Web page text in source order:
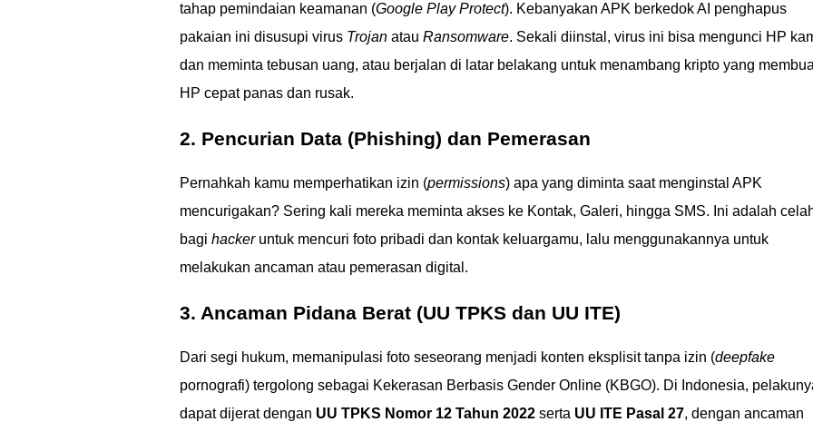
tahap pemindaian keamanan (Google Play Protect). Kebanyakan APK berkedok AI penghapus
pakaian ini disusupi virus Trojan atau Ransomware. Sekali diinstal, virus ini bisa mengunci HP
dan meminta tebusan uang, atau berjalan di latar belakang untuk menambang kripto yang
HP cepat panas dan rusak.
2. Pencurian Data (Phishing) dan Pemerasan
Pernahkah kamu memperhatikan izin (permissions) apa yang diminta saat menginstal APK
mencurigakan? Sering kali mereka meminta akses ke Kontak, Galeri, hingga SMS. Ini adalah
bagi hackeruntuk mencuri foto pribadi dan kontak keluargamu, lalu menggunakannya untuk
melakukan ancaman atau pemerasan digital.
3. Ancaman Pidana Berat (UU TPKS dan UU ITE)
Dari segi hukum, memanipulasi foto seseorang menjadi konten eksplisit tanpa izin (deepfake
pornografi) tergolong sebagai Kekerasan Berbasis Gender Online (KBGO). Di Indonesia,
dapat dijerat dengan UU TPKS Nomor 12 Tahun 2022 serta UU ITE Pasal 27, dengan ancaman